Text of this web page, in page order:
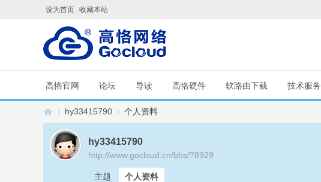
设为首页 收藏本站
高恪官网 论坛 导读 高恪硬件 软路由下载 技术服务
hy33415790 个人资料
hy33415790
http://www.gocloud.cn/bbs/?8929
主题 个人资料